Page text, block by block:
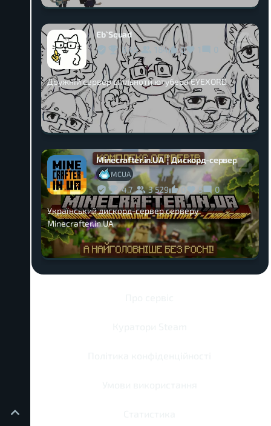
Eb`Squad
8,45
184 0
Дружній сервер спільноти ютубера EYEXORD
Minecrafter.in.UA ┆ Дискорд-сервер
MCUA
4,7 3 529 5 0
Український дискорд-сервер серверу
Minecrafter.in.UA